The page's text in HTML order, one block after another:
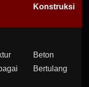
Konstruksi
Beton
Bertulang